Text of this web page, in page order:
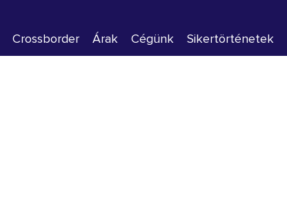
Crossborder Árak Cégünk Sikertörténetek